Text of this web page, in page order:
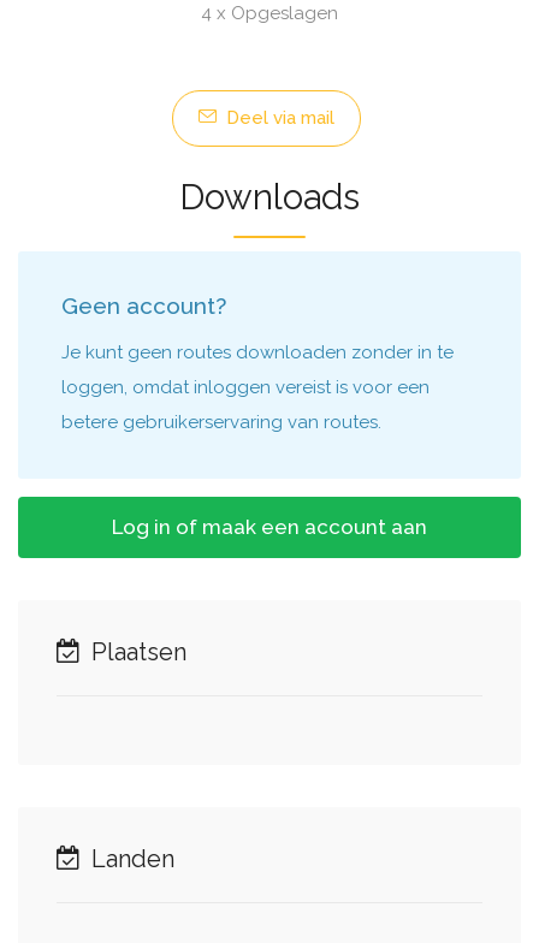
4 x Opgeslagen
Deel via mail
Downloads
Geen account?
Je kunt geen routes downloaden zonder in te
loggen, omdat inloggen vereist is voor een
betere gebruikerservaring van routes.
Log in of maak een account aan
Plaatsen
Landen